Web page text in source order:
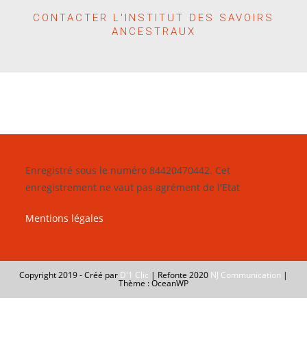
CONTACTER L'INSTITUT DES SAVOIRS
ANCESTRAUX
Enregistré sous le numéro 84420470442. Cet
enregistrement ne vaut pas agrément de l'Etat
Mentions légales
Copyright 2019 - Créé par D'1 Clic | Refonte 2020 NJ Communication |
Thème : OceanWP